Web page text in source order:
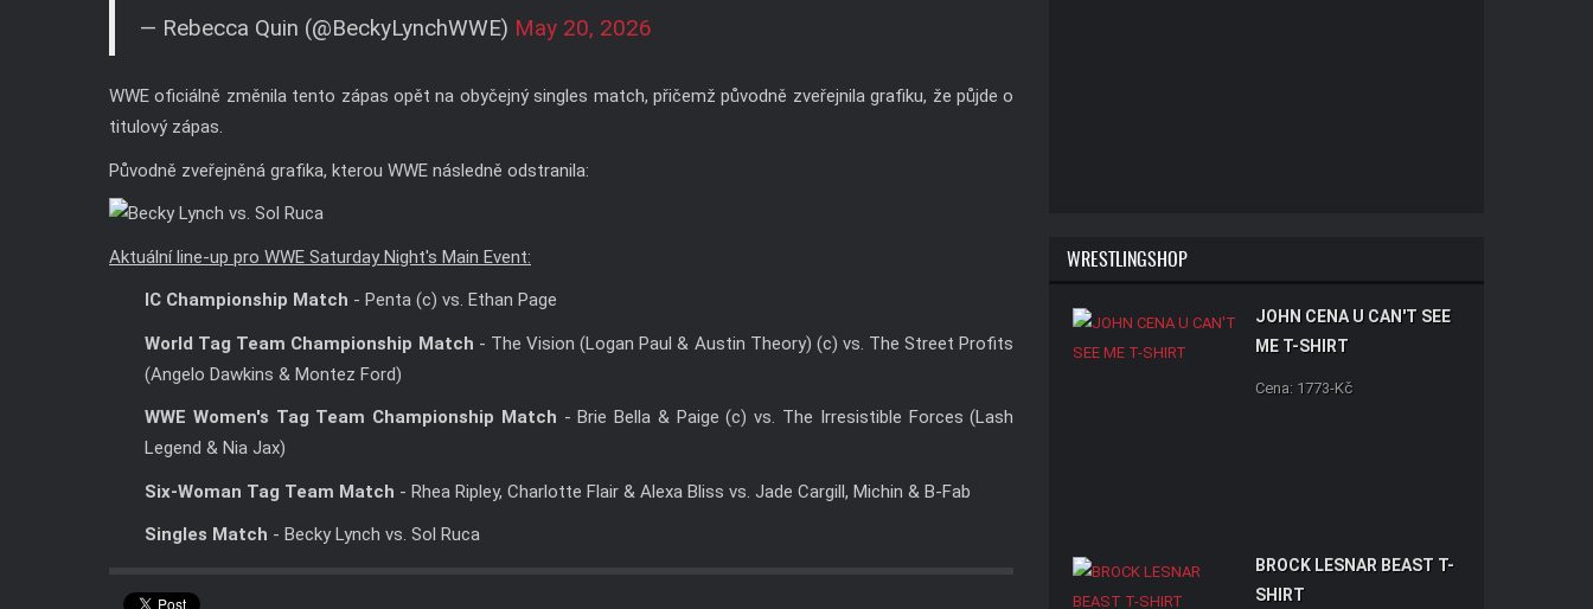
— Rebecca Quin (@BeckyLynchWWE) May 20, 2026
WWE oficiálně změnila tento zápas opět na obyčejný singles match, přičemž původně zveřejnila grafiku, že půjde o
titulový zápas.
Původně zveřejněná grafika, kterou WWE následně odstranila:
Aktuální line-up pro WWE Saturday Night's Main Event:
IC Championship Match - Penta (c) vs. Ethan Page
World Tag Team Championship Match - The Vision (Logan Paul & Austin Theory) (c) vs. The Street Profits
(Angelo Dawkins & Montez Ford)
WWE Women's Tag Team Championship Match - Brie Bella & Paige (c) vs. The Irresistible Forces (Lash
Legend & Nia Jax)
Six-Woman Tag Team Match - Rhea Ripley, Charlotte Flair & Alexa Bliss vs. Jade Cargill, Michin & B-Fab
Singles Match - Becky Lynch vs. Sol Ruca
WRESTLINGSHOP
JOHN CENA U CAN'T SEE
ME T-SHIRT
Cena: 1773-Kč
BROCK LESNAR BEAST T-
SHIRT